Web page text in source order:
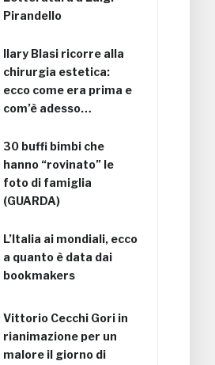
Pirandello
Ilary Blasi ricorre alla
chirurgia estetica:
ecco come era prima e
com’è adesso…
30 buffi bimbi che
hanno “rovinato” le
foto di famiglia
(GUARDA)
L’Italia ai mondiali, ecco
a quanto è data dai
bookmakers
Vittorio Cecchi Gori in
rianimazione per un
malore il giorno di